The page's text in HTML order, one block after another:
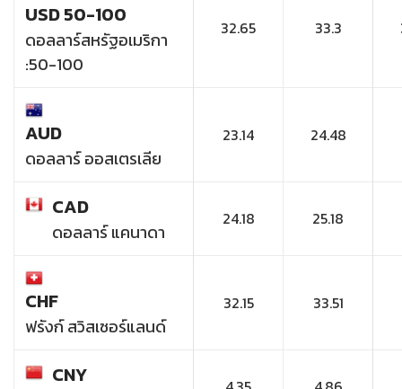
USD 50-100
ดอลลาร์สหรัฐอเมริกา
:50-100
32.65 33.3
AUD
ดอลลาร์ ออสเตรเลีย
23.14 24.48
CAD
ดอลลาร์ แคนาดา
24.18 25.18
CHF
ฟรังก์ สวิสเซอร์แลนด์
32.15 33.51
CNY